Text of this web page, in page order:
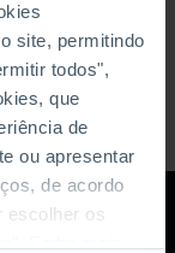
site, permitindo
todos",
que
de
ou apresentar
de acordo
escolher os